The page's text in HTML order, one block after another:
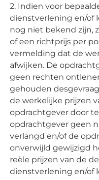
2. Indien voor
dienstverlening en/of
nog niet bekend zijn,
of een richtprijs per
vermelding dat de
afwijken. De
geen rechten
gehouden
de werkelijke prijzen
opdrachtgever door
opdrachtgever geen
verlangd en/of de
onverwijld gewijzigd
reële prijzen van de
dienstverlening en/of